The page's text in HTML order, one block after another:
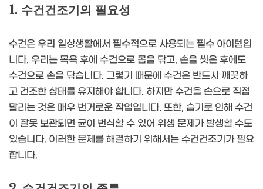
1. 수건건조기의 필요성
수건은 우리 일상생활에서 필수적으로 사용되는 필수 아이템입
니다. 우리는 목욕 후에 수건으로 몸을 닦고, 손을 씻은 후에도
수건으로 손을 닦습니다. 그렇기 때문에 수건은 반드시 깨끗하
고 건조한 상태를 유지해야 합니다. 하지만 수건을 손으로 직접
말리는 것은 매우 번거로운 작업입니다. 또한, 습기로 인해 수건
이 잘못 보관되면 균이 번식할 수 있어 위생 문제가 발생할 수도
있습니다. 이러한 문제를 해결하기 위해서는 수건건조기가 필요
합니다.